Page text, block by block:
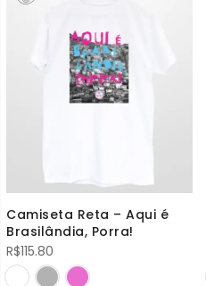
Camiseta Reta – Aqui é
Brasilândia, Porra!
R$115.80